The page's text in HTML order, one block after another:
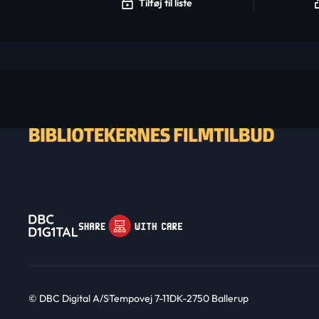
Tilføj til liste
© DBC Digital A/STempovej 7-11DK-2750 Ballerup